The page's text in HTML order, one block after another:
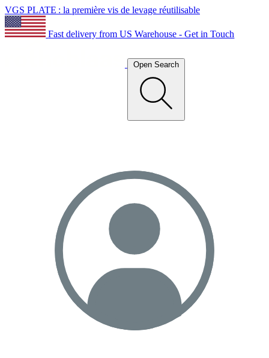
VGS PLATE : la première vis de levage réutilisable
Fast delivery from US Warehouse - Get in Touch
Open Search